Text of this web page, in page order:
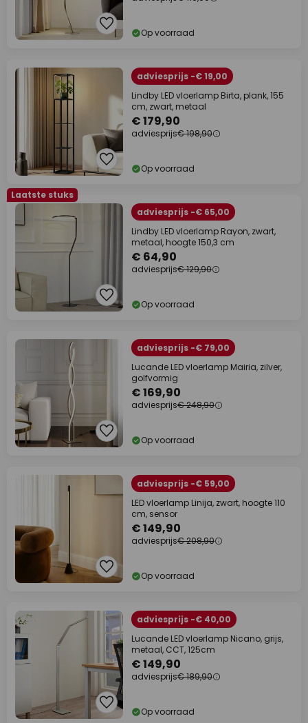
Op voorraad
adviesprijs -€ 19,00
Lindby LED vloerlamp Birta, plank, 155
cm, zwart, metaal
€ 179,90
adviesprijs€ 198,90
Op voorraad
Laatste stuks
adviesprijs -€ 65,00
Lindby LED vloerlamp Rayon, zwart,
metaal, hoogte 150,3 cm
€ 64,90
adviesprijs€ 129,90
Op voorraad
adviesprijs -€ 79,00
Lucande LED vloerlamp Mairia, zilver,
golfvormig
€ 169,90
adviesprijs€ 248,90
Op voorraad
adviesprijs -€ 59,00
LED vloerlamp Linija, zwart, hoogte 110
cm, sensor
€ 149,90
adviesprijs€ 208,90
Op voorraad
adviesprijs -€ 40,00
Lucande LED vloerlamp Nicano, grijs,
metaal, CCT, 125cm
€ 149,90
adviesprijs€ 189,90
Op voorraad